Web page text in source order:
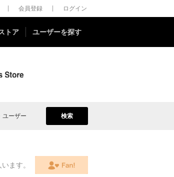
会員登録 ログイン
トア ユーザーを探す
ユーザー 検索
います。